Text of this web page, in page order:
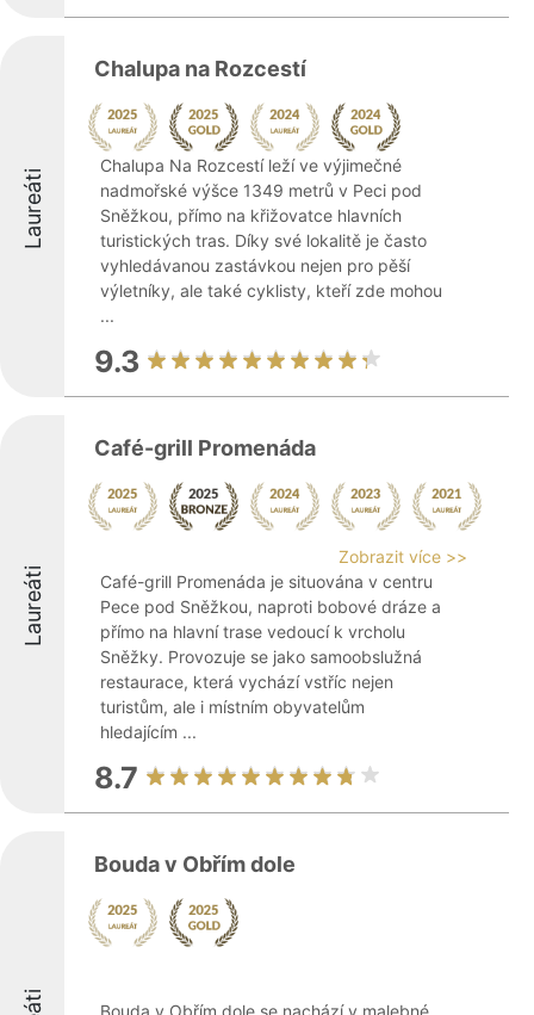
Laureáti
Chalupa na Rozcestí
Chalupa Na Rozcestí leží ve výjimečné
nadmořské výšce 1349 metrů v Peci pod
Sněžkou, přímo na křižovatce hlavních
turistických tras. Díky své lokalitě je často
vyhledávanou zastávkou nejen pro pěší
výletníky, ale také cyklisty, kteří zde mohou
...
9.3
Laureáti
Café-grill Promenáda
Zobrazit více >>
Café-grill Promenáda je situována v centru
Pece pod Sněžkou, naproti bobové dráze a
přímo na hlavní trase vedoucí k vrcholu
Sněžky. Provozuje se jako samoobslužná
restaurace, která vychází vstříc nejen
turistům, ale i místním obyvatelům
hledajícím ...
8.7
Bouda v Obřím dole
Bouda v Obřím dole se nachází v malebné